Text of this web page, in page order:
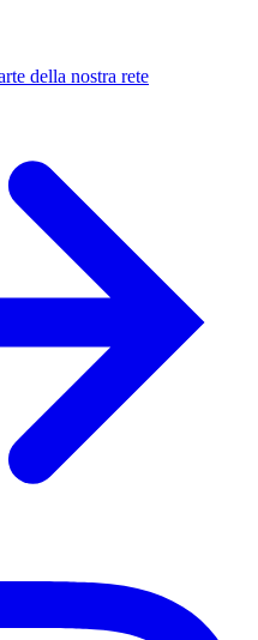
della nostra rete